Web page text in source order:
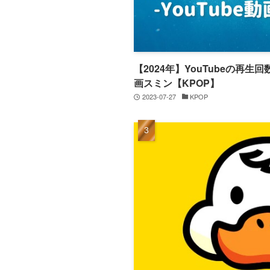
【2024年】YouTubeの再生
画スミン【KPOP】
2023-07-27 KPOP